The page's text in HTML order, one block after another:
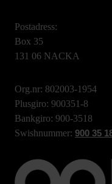
Postadress:
Box 35
131 06 NACKA
Org.nr: 802003-1954
Plusgiro: 900351-8
Bankgiro: 900-3518
Swishnummer: 900 35